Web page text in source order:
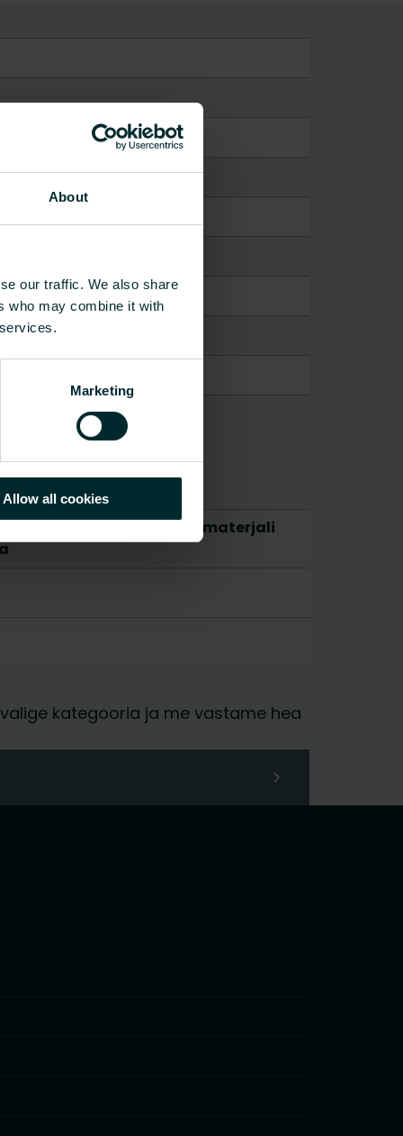
About
our traffic. We also share
who may combine it with
Marketing
Allow all cookies
ekvivalent kilogrammi materjali
kategooria ja me vastame hea